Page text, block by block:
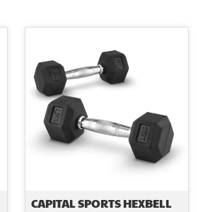
CAPITAL SPORTS HEXBELL